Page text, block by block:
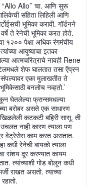
“Allo Allo’’ चा. आणि सुरू
संहिता लिहिली आणि
भूमिका करावी. गॉर्डनने
ते रेनेची भूमिका करत होते.
१२०० पेक्षा अधिक रंगमंचीय
आयुष्याचा इतका
आत्मचरित्राचे नावही Rene
शेफ घालतात तसा ऍप्रन
संपल्यावर एका मुलाखतीत ते
बनलोच नव्हतो.’
घेतलेल्या फ्रान्समधल्या
बरोबर असते एक साधारण
कटकटी बहिरी सासू. ती
नाही कारण त्याला पण
वेट्रेसेस काम करत असतात.
कधी रेनेची बायको त्याला
संशय दूर करण्यात कायम
त्यांच्याशी गोड बोलून कधी
राखत असतो. त्याच्या